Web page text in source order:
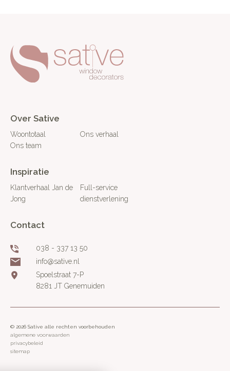
Over Sative
Woontotaal
Ons verhaal
Ons team
Inspiratie
Klantverhaal Jan de
Jong
Full-service
dienstverlening
Contact
038 - 337 13 50
info@sative.nl
Spoelstraat 7-P
8281 JT Genemuiden
© 2026 Sative alle rechten voorbehouden
algemene voorwaarden
privacybeleid
sitemap